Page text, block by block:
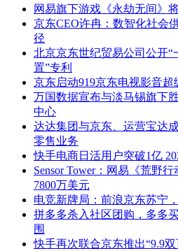
网易旗下游戏《永劫无间》
京东CEO许冉：数智化社会
径
北京京东世纪贸易公司公开
置”专利
京东启动919京东电视影音超
万国数据宣布与淡马锡旗下
中心
达达集团与京东、运营宝达
零售业务
快手电商日活用户突破1亿
Sensor Tower：网易《荒野
7800万美元
电竞新牌局：前浪京东苏宁
拼多多杀入社区团购，多多
围
快手再次联合京东推出“9.9